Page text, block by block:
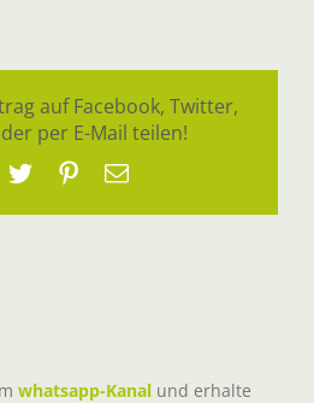
auf Facebook, Twitter,
per E-Mail teilen!
TwitterPinterest
E-
whatsapp-Kanal und erhalte